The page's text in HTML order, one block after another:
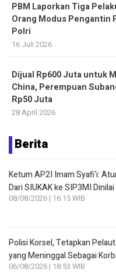
PBM Laporkan Tiga
Orang Modus Pengantin
Polri
16 Juli 2026
Dijual Rp600 Juta untuk
China, Perempuan
Rp50 Juta
28 April 2026
Berita
Ketum AP2I Imam Syafi’i:
Dari SIUKAK ke SIP3MI
08/08/2026 | 16:15 WIB
Polisi Korsel, Tetapkan
yang Meninggal Sebagai
06/08/2026 | 18:53 WIB